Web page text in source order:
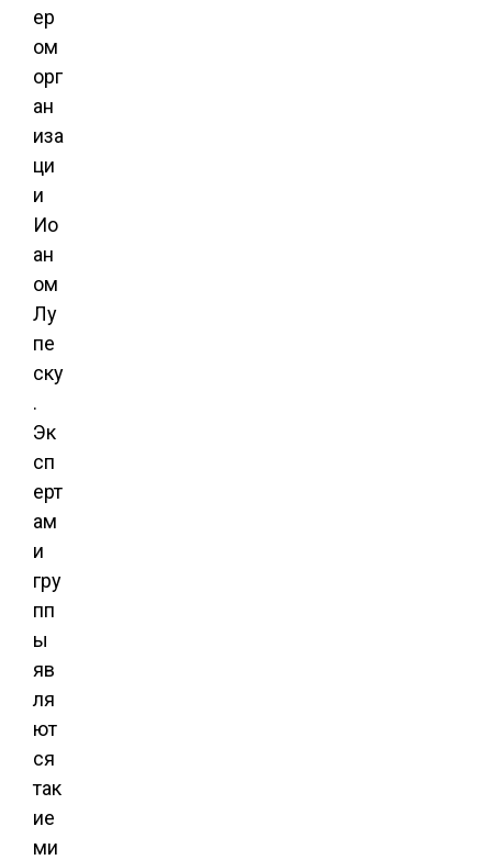
ер
ом
орг
ан
иза
ци
и
Ио
ан
ом
Лу
пе
ску
.
Эк
сп
ерт
ам
и
гру
пп
ы
яв
ля
ют
ся
так
ие
ми